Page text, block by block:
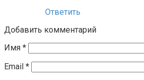
Ответить
Добавить комментарий
Имя *
Email *